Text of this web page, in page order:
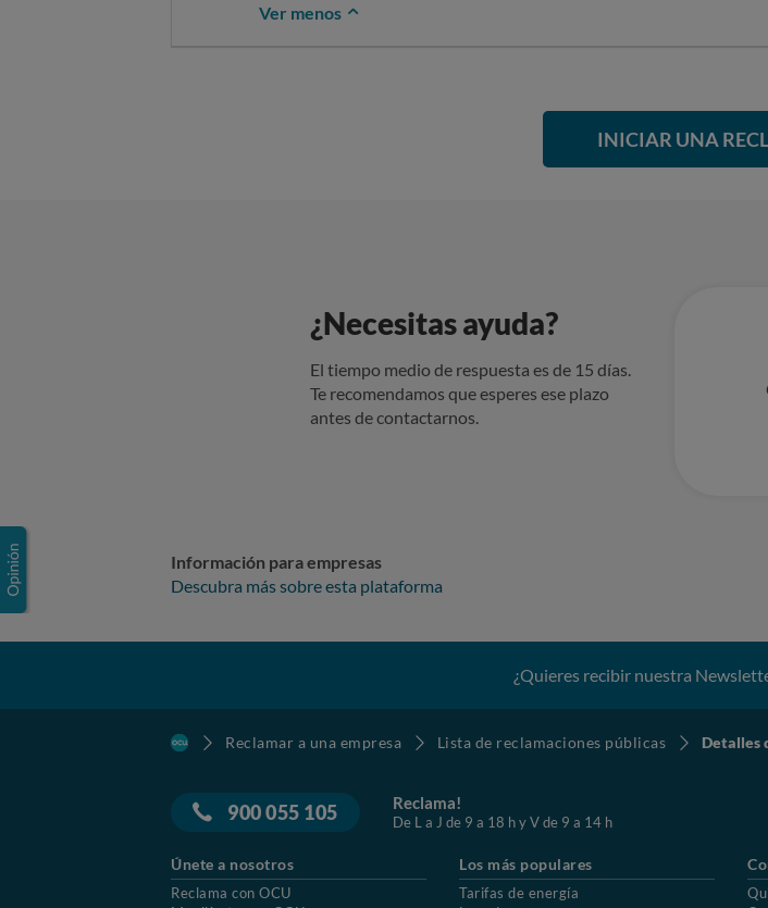
Ver menos
INICIAR UNA
¿Necesitas ayuda?
El tiempo medio de respuesta es de 15 días.
Te recomendamos que esperes ese plazo
antes de contactarnos.
Información para empresas
Descubra más sobre esta plataforma
¿Quieres recibir nuestra
Reclamar a una empresa Lista de reclamaciones públicas Detalles
900 055 105 Reclama!
De L a J de 9 a 18 h y V de 9 a 14 h
Únete a nosotros
Reclama con OCU
Los más populares
Tarifas de energía